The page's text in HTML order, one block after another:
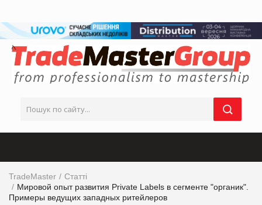
TradeMaster
Статті
Мировой опыт развития Private Labels в сегменте "органик".
Примеры ведущих западных ритейлеров